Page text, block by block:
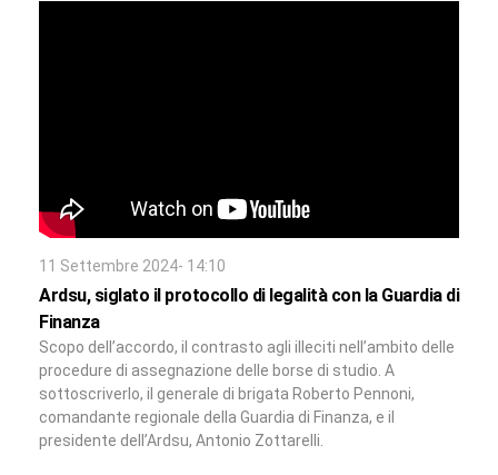
11 Settembre 2024- 14:10
Ardsu, siglato il protocollo di legalità con la Guardia di
Finanza
Scopo dell’accordo, il contrasto agli illeciti nell’ambito delle
procedure di assegnazione delle borse di studio. A
sottoscriverlo, il generale di brigata Roberto Pennoni,
comandante regionale della Guardia di Finanza, e il
presidente dell’Ardsu, Antonio Zottarelli.